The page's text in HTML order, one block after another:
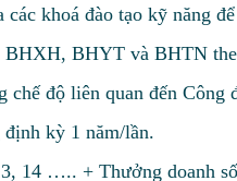
khoá đào tạo kỹ năng
BHYT và BHTN
chế độ liên quan đến Công
kỳ 1 năm/lần.
14 ….. + Thưởng doanh